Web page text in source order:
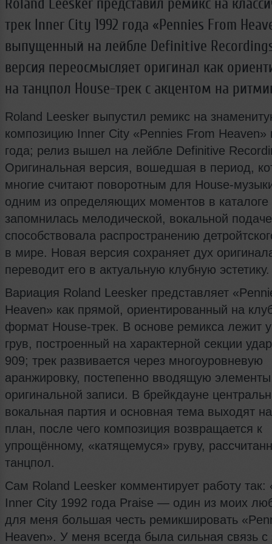
Roland Leesker представил ремикс на
трек Inner City 1992 года «Pennies From
выпущенный на лейбле Definitive
версия переосмысляет оригинал как
на танцпол House-трек с акцентом на
Roland Leesker выпустил ремикс на
композицию Inner City «Pennies From Heaven»
года; релиз вышел на лейбле Definitive
Оригинальная версия, вошедшая в период,
многие считают поворотным для House-
одним из определяющих моментов в
запомнилась мелодической, вокальной
способствовала распространению
в мире. Новая версия сохраняет дух
переводит его в актуальную клубную эстетику.
Вариация Roland Leesker представляет
Heaven» как прямой, ориентированный на
формат House-трек. В основе ремикса лежит
грув, построенный на характерной секции
909; трек развивается через многоуровневую
аранжировку, постепенно вводящую элементы
оригинальной записи. В брейкдауне
вокальная партия и основная тема выходят
план, после чего композиция возвращается к
упрощённому, «катящемуся» груву,
танцпол.
Сам Roland Leesker комментирует работу
Inner City 1992 года Praise — один из моих
для меня большая честь ремикшировать
Heaven». У меня всегда была сильная связь с